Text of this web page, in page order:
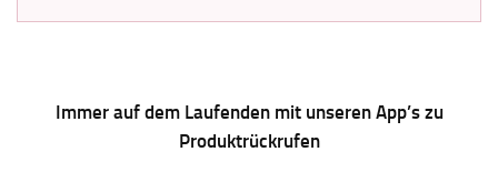
Immer auf dem Laufenden mit unseren App’s zu
Produktrückrufen